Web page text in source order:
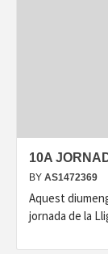
10A
BY AS1472369
Aquest
jornada de la